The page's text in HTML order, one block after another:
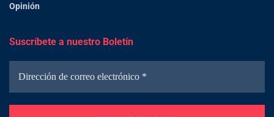
Opinión
Suscríbete a nuestro Boletín